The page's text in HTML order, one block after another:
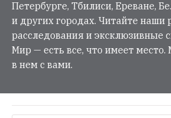
Петербурге, Тбилиси, Ереване,
и других городах. Читайте наши
расследования и эксклюзивные
Мир — есть все, что имеет
в нем с вами.